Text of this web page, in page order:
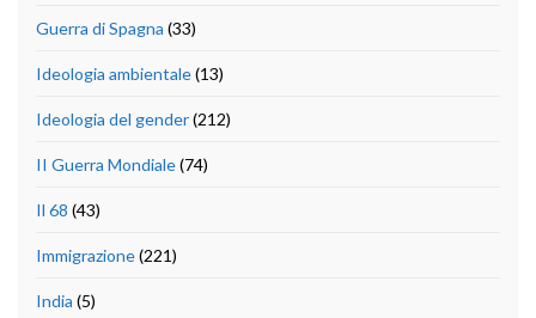
Guerra di Spagna (33)
Ideologia ambientale(13)
Ideologia del gender(212)
II Guerra Mondiale(74)
Il 68 (43)
Immigrazione(221)
India (5)